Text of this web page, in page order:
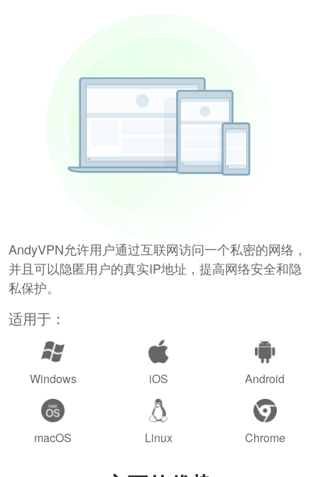
AndyVPN允许用户通过互联网访问一个私密的网络，
并且可以隐匿用户的真实IP地址，提高网络安全和隐
私保护。
适用于：
Windows iOS Android
macOS Linux Chrome